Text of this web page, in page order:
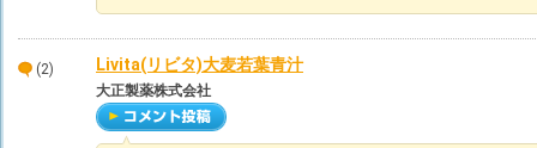
(2) Livita(リビタ)大麦若葉青汁
大正製薬株式会社